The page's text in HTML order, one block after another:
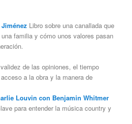
Libro sobre una canallada que
familia y cómo unos valores pasan
de las opiniones, el tiempo
a la obra y la manera de
Louvin con Benjamin Whitmer
para entender la música country y